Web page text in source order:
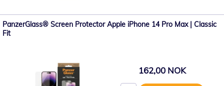
PanzerGlass® Screen Protector Apple iPhone 14 Pro Max | Classic
Fit
162,00 NOK